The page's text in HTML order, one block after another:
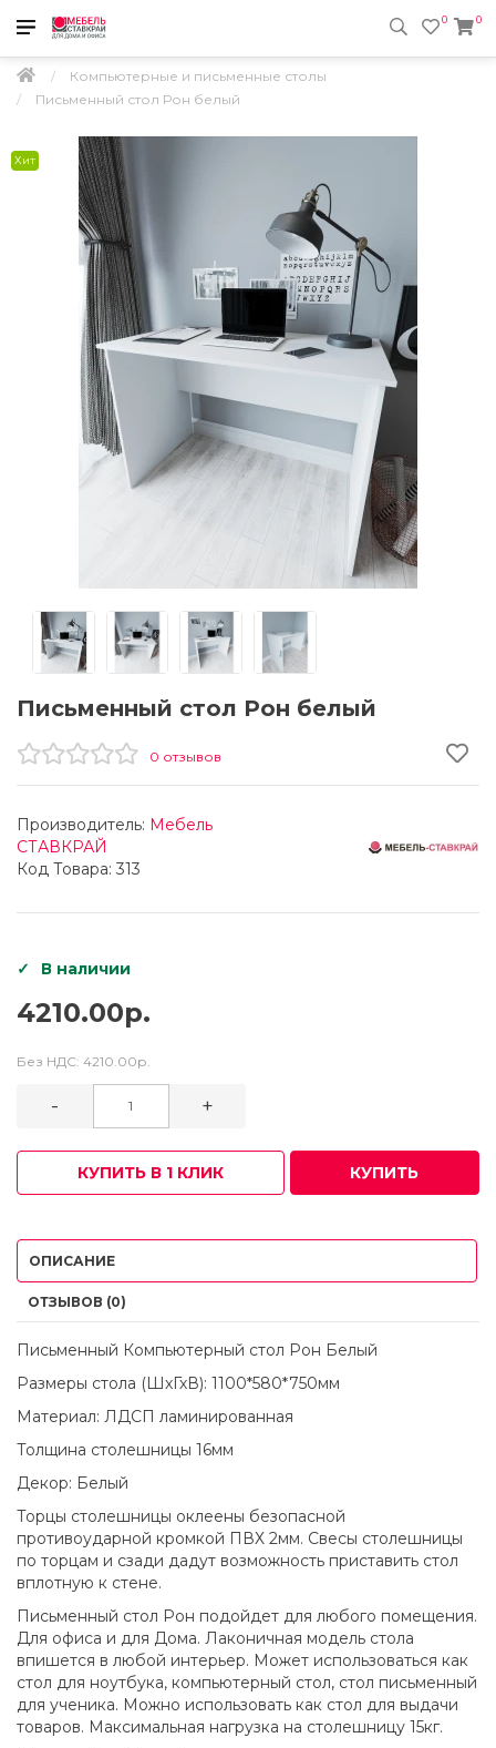
0
0
Компьютерные и письменные столы
Письменный стол Рон белый
Хит
Письменный стол Рон белый
0 отзывов
Производитель: Мебель
СТАВКРАЙ
Код Товара: 313
В наличии
4210.00р.
Без НДС: 4210.00р.
- +
КУПИТЬ В 1 КЛИК КУПИТЬ
ОПИСАНИЕ
ОТЗЫВОВ (0)
Письменный Компьютерный стол Рон Белый
Размеры стола (ШхГхВ): 1100*580*750мм
Материал: ЛДСП ламинированная
Толщина столешницы 16мм
Декор: Белый
Торцы столешницы оклеены безопасной
противоударной кромкой ПВХ 2мм. Свесы столешницы
по торцам и сзади дадут возможность приставить стол
вплотную к стене.
Письменный стол Рон подойдет для любого помещения.
Для офиса и для Дома. Лаконичная модель стола
впишется в любой интерьер. Может использоваться как
стол для ноутбука, компьютерный стол, стол письменный
для ученика. Можно использовать как стол для выдачи
товаров. Максимальная нагрузка на столешницу 15кг.